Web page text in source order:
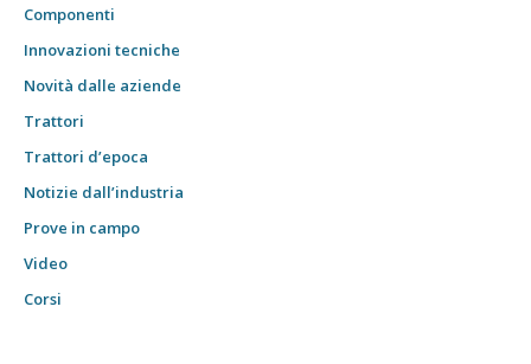
Componenti
Innovazioni tecniche
Novità dalle aziende
Trattori
Trattori d’epoca
Notizie dall’industria
Prove in campo
Video
Corsi